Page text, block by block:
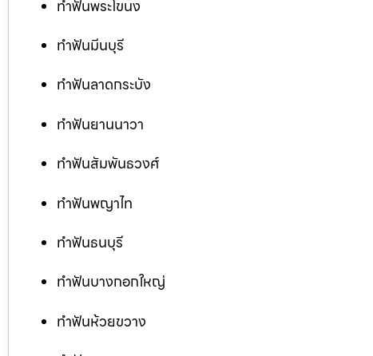
ทำฟันพระโขนง
ทำฟันมีนบุรี
ทำฟันลาดกระบัง
ทำฟันยานนาวา
ทำฟันสัมพันธวงศ์
ทำฟันพญาไท
ทำฟันธนบุรี
ทำฟันบางกอกใหญ่
ทำฟันห้วยขวาง